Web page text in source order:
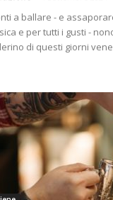
a ballare - e
e per tutti i gusti -
di questi giorni